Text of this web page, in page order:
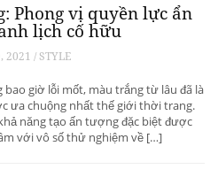
Phong vị quyền lực ẩn
lịch cố hữu
2021 / STYLE
giờ lỗi mốt, màu trắng từ lâu đã là
ưa chuộng nhất thế giới thời trang.
năng tạo ấn tượng đặc biệt được
với vô số thử nghiệm về […]